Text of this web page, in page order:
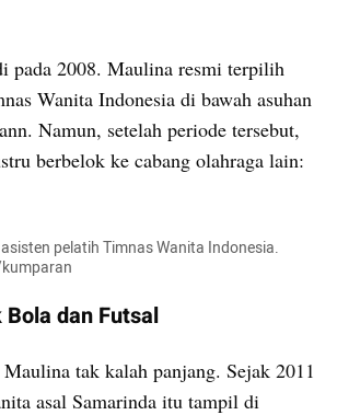
pada 2008. Maulina resmi terpilih
Wanita Indonesia di bawah asuhan
Namun, setelah periode tersebut,
berbelok ke cabang olahraga lain:
pelatih Timnas Wanita Indonesia.
dan Futsal
tak kalah panjang. Sejak 2011
asal Samarinda itu tampil di